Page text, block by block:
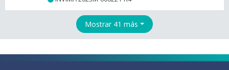
Mostrar 41 más